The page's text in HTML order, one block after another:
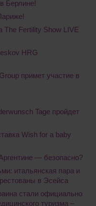
Берлине!
Fertility Show LIVE
HRG
примет участие в
Tage пройдет
Wish for a baby
― безопасно?
итальянская пара и
в Эсейса
стали официально
туризма –